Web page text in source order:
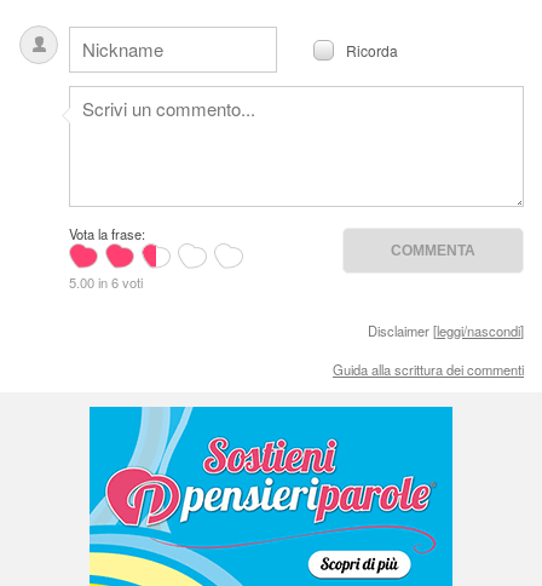
Ricorda
Vota la frase:
5.00 in 6 voti
Disclaimer [leggi/nascondi]
Guida alla scrittura dei commenti